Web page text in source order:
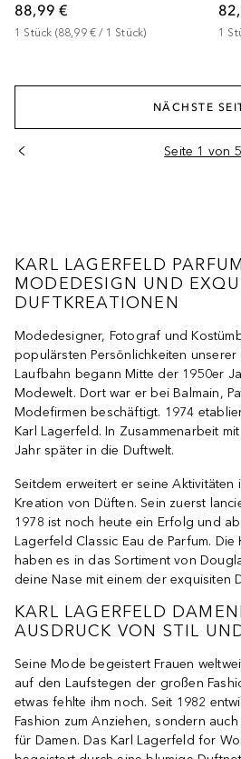
88,99 €
1 Stück (88,99 € / 1 Stück) 1
NÄCHSTE
Seite 1 von 5
KARL LAGERFELD
MODEDESIGN UND
DUFTKREATIONEN
Modedesigner, Fotograf und
populärsten Persönlichkeiten
Laufbahn begann Mitte der 1950er
Modewelt. Dort war er bei Balmain,
Modefirmen beschäftigt. 1974
Karl Lagerfeld. In Zusammenarbeit
Jahr später in die Duftwelt.
Seitdem erweitert er seine
Kreation von Düften. Sein zuerst
1978 ist noch heute ein Erfolg und
Lagerfeld Classic Eau de Parfum. Die
haben es in das Sortiment von
deine Nase mit einem der exquisiten
KARL LAGERFELD
AUSDRUCK VON STIL
Seine Mode begeistert Frauen
auf den Laufstegen der großen
etwas fehlte ihm noch. Seit 1982
Fashion zum Anziehen, sondern auch
für Damen. Das Karl Lagerfeld for